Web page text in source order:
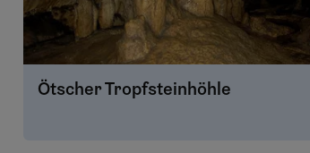
Ötscher Tropfsteinhöhle